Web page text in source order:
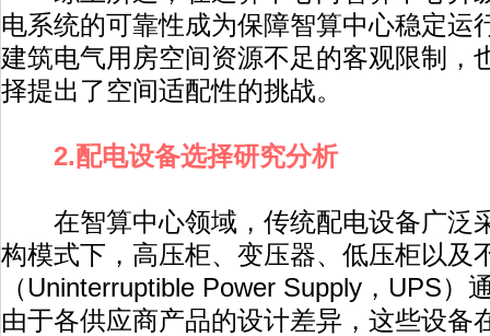
电系统的可靠性成为保障智算中心稳定运
建筑电气用房空间资源不足的客观限制，
择提出了空间适配性的挑战。
2.配电设备选择研究分析
在智算中心领域，传统配电设备广泛
构模式下，高压柜、变压器、低压柜以及
（Uninterruptible Power Supply，UPS）
由于各供应商产品的设计差异，这些设备